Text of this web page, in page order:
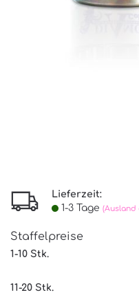
Lieferzeit:
1-3 Tage (Ausland
Staffelpreise
1-10 Stk.
11-20 Stk.